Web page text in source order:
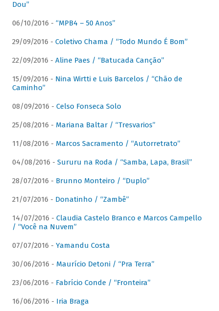
Dou”
06/10/2016 - “MPB4 – 50 Anos”
29/09/2016 - Coletivo Chama / “Todo Mundo É Bom”
22/09/2016 - Aline Paes / “Batucada Canção”
15/09/2016 - Nina Wirtti e Luis Barcelos / “Chão de
Caminho”
08/09/2016 - Celso Fonseca Solo
25/08/2016 - Mariana Baltar / “Tresvarios”
11/08/2016 - Marcos Sacramento / “Autorretrato”
04/08/2016 - Sururu na Roda / “Samba, Lapa, Brasil”
28/07/2016 - Brunno Monteiro / “Duplo”
21/07/2016 - Donatinho / “Zambê”
14/07/2016 - Claudia Castelo Branco e Marcos Campello
/ “Você na Nuvem”
07/07/2016 - Yamandu Costa
30/06/2016 - Maurício Detoni / “Pra Terra”
23/06/2016 - Fabrício Conde / “Fronteira”
16/06/2016 - Iria Braga